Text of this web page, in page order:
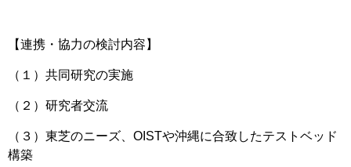
【連携・協力の検討内容】
（１）共同研究の実施
（２）研究者交流
（３）東芝のニーズ、OISTや沖縄に合致したテストベッド
構築